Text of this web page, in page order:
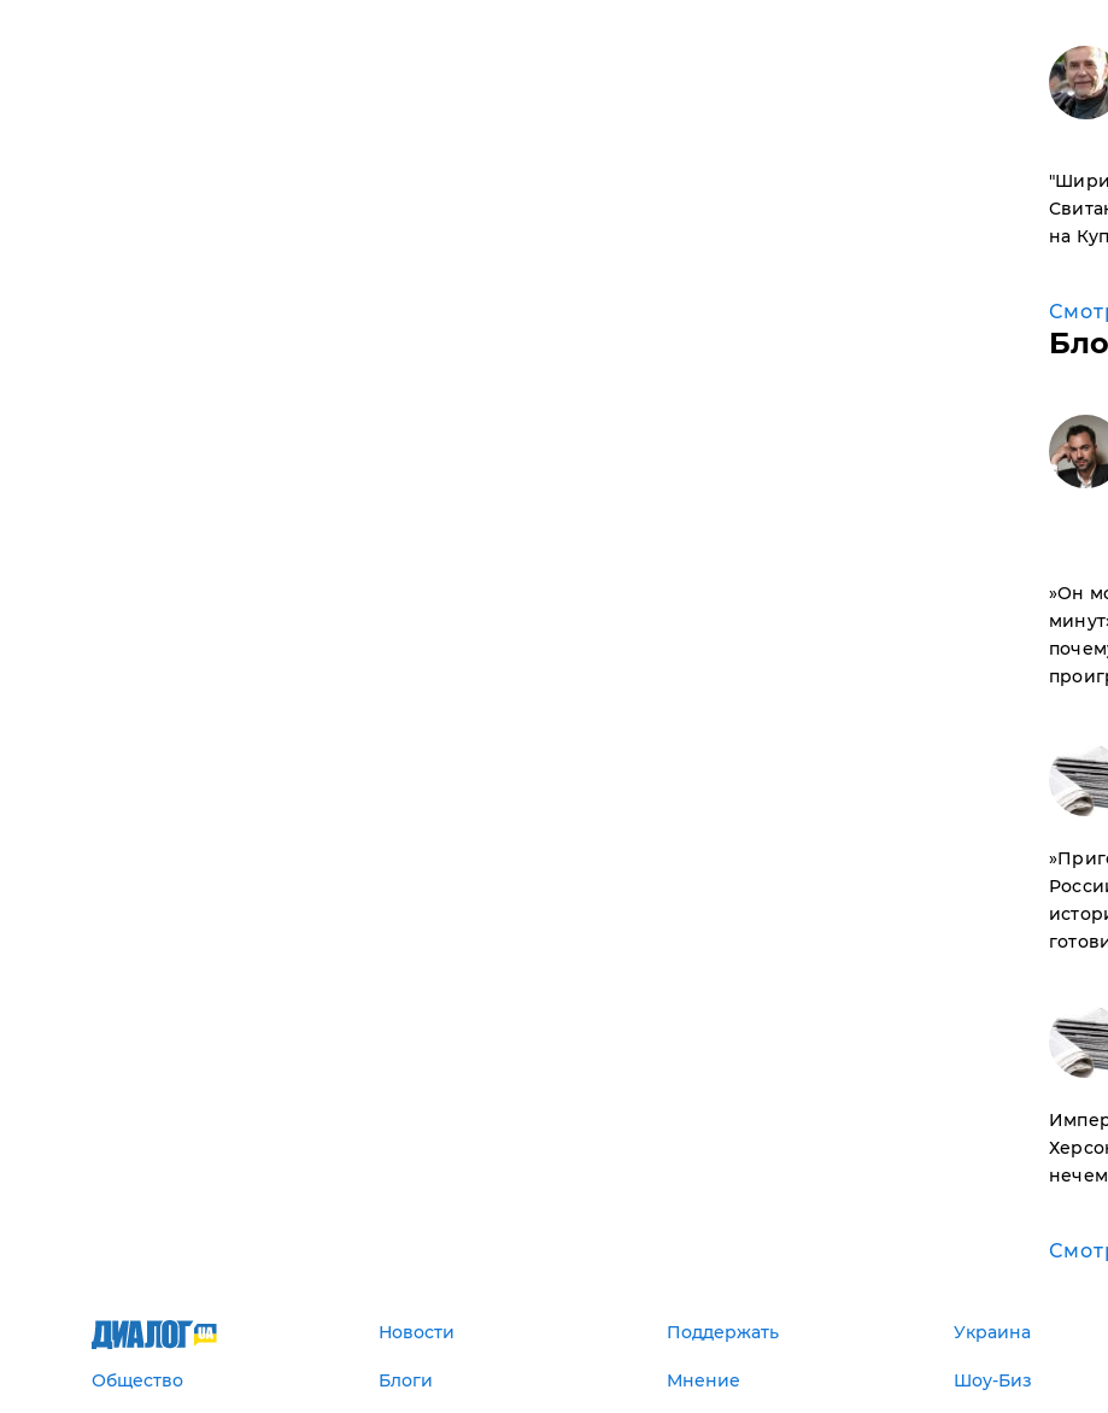
на
​»Он
Новости Поддержать Украина
Общество Блоги Мнение Шоу-Биз